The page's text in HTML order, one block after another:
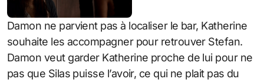
Damon ne parvient pas à localiser le bar, Katherine
souhaite les accompagner pour retrouver Stefan.
Damon veut garder Katherine proche de lui pour ne
pas que Silas puisse l’avoir, ce qui ne plait pas du